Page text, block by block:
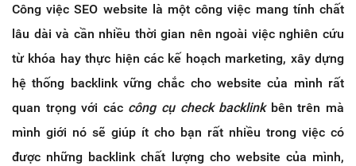
Công việc SEO website là một công việc mang tính chất
lâu dài và cần nhiều thời gian nên ngoài việc nghiên cứu
từ khóa hay thực hiện các kế hoạch marketing, xây dựng
hệ thống backlink vững chắc cho website của mình rất
quan trọng với các công cụ check backlinkbên trên mà
mình giới nó sẽ giúp ít cho bạn rất nhiều trong việc có
được những backlink chất lượng cho website của mình,